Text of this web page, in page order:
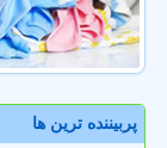
پربیننده ترین ها